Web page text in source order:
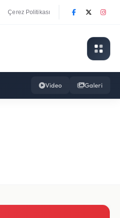
Çerez Politikası
Video Galeri